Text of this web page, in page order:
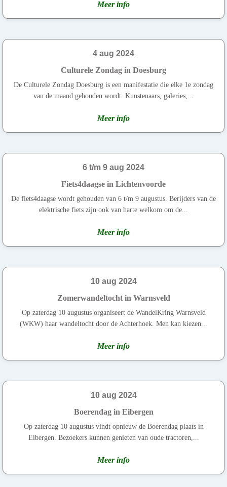
Meer info
4 aug 2024
Culturele Zondag in Doesburg
De Culturele Zondag Doesburg is een manifestatie die elke 1e zondag
van de maand gehouden wordt. Kunstenaars, galeries,...
Meer info
6 t/m 9 aug 2024
Fiets4daagse in Lichtenvoorde
De fiets4daagse wordt gehouden van 6 t/m 9 augustus. Berijders van de
elektrische fiets zijn ook van harte welkom om de...
Meer info
10 aug 2024
Zomerwandeltocht in Warnsveld
Op zaterdag 10 augustus organiseert de WandelKring Warnsveld
(WKW) haar wandeltocht door de Achterhoek. Men kan kiezen...
Meer info
10 aug 2024
Boerendag in Eibergen
Op zaterdag 10 augustus vindt opnieuw de Boerendag plaats in
Eibergen. Bezoekers kunnen genieten van oude tractoren,...
Meer info